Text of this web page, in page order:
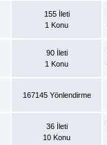
155 İleti
1 Konu
90 İleti
1 Konu
167145 Yönlendirme
36 İleti
10 Konu